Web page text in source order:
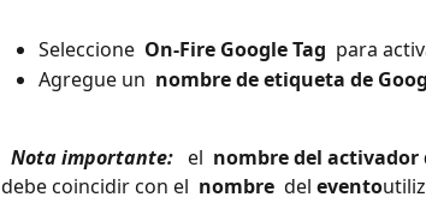
Seleccione On-Fire Google Tag para
Agregue un nombre de etiqueta de
Nota importante: el nombre del activador
debe coincidir con el nombre del evento